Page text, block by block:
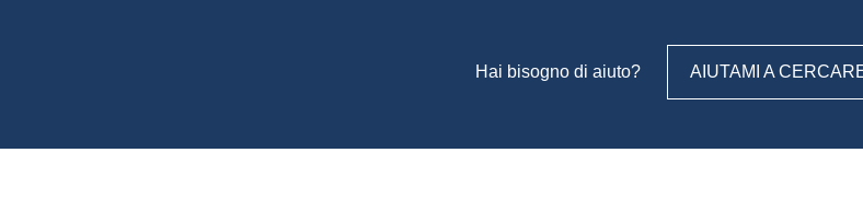
Hai bisogno di aiuto? AIUTAMI A